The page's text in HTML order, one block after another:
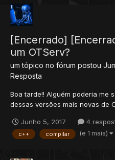
[Encerrado]
um OTServ?
um tópico no fórum postou
Resposta
Boa tarde!! Alguém poderia me
dessas versões mais novas de
Estou acostumado a baixar e
passa-a-passo aqui no fórum
Junho 5, 2017 4
c++ compilar (e 1 mais)